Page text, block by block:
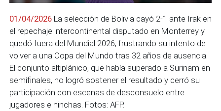
01/04/2026 La selección de Bolivia cayó 2-1 ante Irak en
el repechaje intercontinental disputado en Monterrey y
quedó fuera del Mundial 2026, frustrando su intento de
volver a una Copa del Mundo tras 32 años de ausencia.
El conjunto altiplánico, que había superado a Surinam en
semifinales, no logró sostener el resultado y cerró su
participación con escenas de desconsuelo entre
jugadores e hinchas. Fotos: AFP.